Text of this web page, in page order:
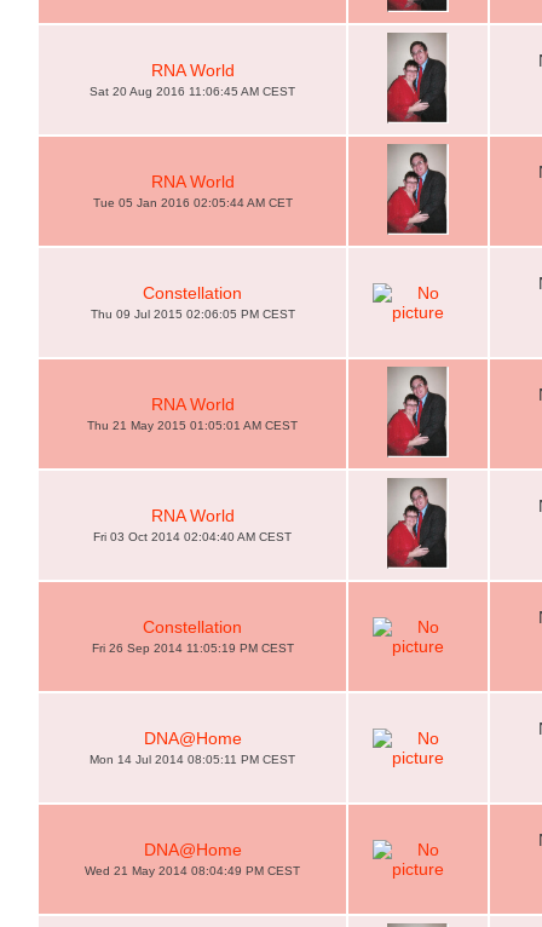
RNA World
Sat 20 Aug 2016 11:06:45 AM CEST
RNA World
Tue 05 Jan 2016 02:05:44 AM CET
Constellation
Thu 09 Jul 2015 02:06:05 PM CEST
RNA World
Thu 21 May 2015 01:05:01 AM CEST
RNA World
Fri 03 Oct 2014 02:04:40 AM CEST
Constellation
Fri 26 Sep 2014 11:05:19 PM CEST
DNA@Home
Mon 14 Jul 2014 08:05:11 PM CEST
DNA@Home
Wed 21 May 2014 08:04:49 PM CEST